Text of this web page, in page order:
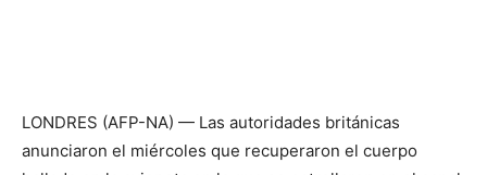
LONDRES (AFP-NA) — Las autoridades británicas
anunciaron el miércoles que recuperaron el cuerpo